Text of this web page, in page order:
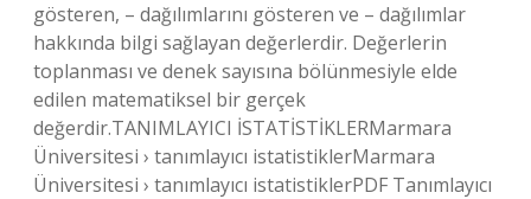
gösteren, – dağılımlarını gösteren ve – dağılımlar
hakkında bilgi sağlayan değerlerdir. Değerlerin
toplanması ve denek sayısına bölünmesiyle elde
edilen matematiksel bir gerçek
değerdir.TANIMLAYICI İSTATİSTİKLERMarmara
Üniversitesi › tanımlayıcı istatistiklerMarmara
Üniversitesi › tanımlayıcı istatistiklerPDF Tanımlayıcı